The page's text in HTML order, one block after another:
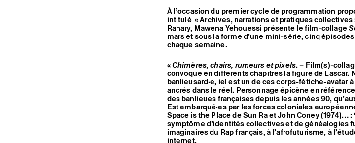
À l’occasion du premier cycle de programmation
intitulé « Archives, narrations et pratiques collectives
Rahary, Mawena Yehouessi présente le film-collage
mars et sous la forme d’une mini-série, cinq
chaque semaine.
«Chimères, chairs, rumeurs et pixels. – Film(s)-
convoque en différents chapitres la figure de Lascar.
banlieusard·e, iel est un de ces corps-fétiche-avatar
ancrés dans le réel. Personnage épicène en
des banlieues françaises depuis les années 90,
Est embarqué·es par les forces coloniales
Space is the Place de Sun Ra et John Coney (1974)…
symptôme d’identités collectives et de généalogies
imaginaires du Rap français, à l’afrofuturisme, à
internet.